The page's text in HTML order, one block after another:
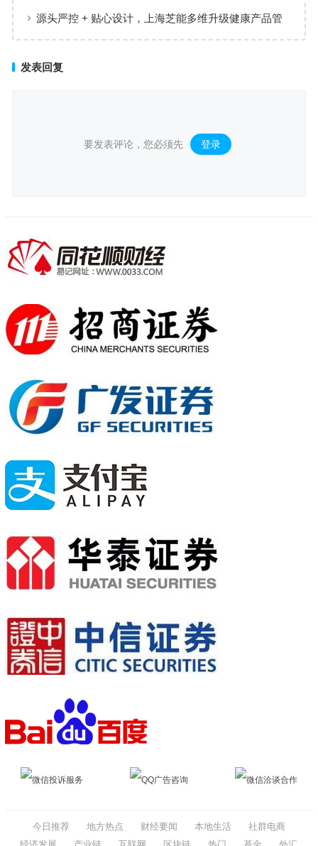
后值得深思
源头严控 + 贴心设计，上海芝能多维升级健康产品管
发表回复
要发表评论，您必须先 登录 。
微信投诉服务 QQ广告咨询 微信洽谈合作
今日推荐 地方热点 财经要闻 本地生活
社群电商